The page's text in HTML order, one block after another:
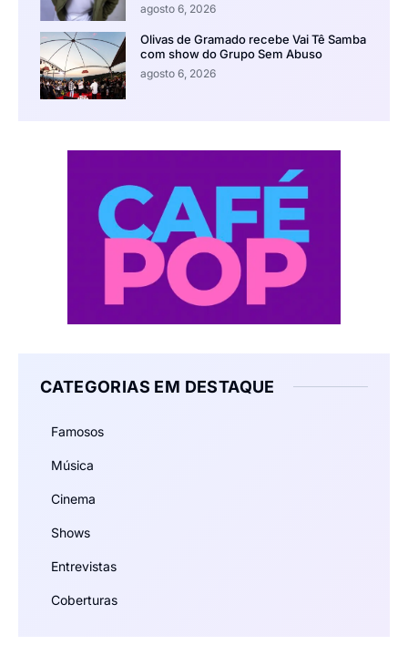
agosto 6, 2026
Olivas de Gramado recebe Vai Tê Samba
com show do Grupo Sem Abuso
agosto 6, 2026
CATEGORIAS EM DESTAQUE
Famosos
Música
Cinema
Shows
Entrevistas
Coberturas